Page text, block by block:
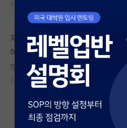
대학원생 모집
국내대학원 정보
연구실&오픈랩
커뮤니티
커뮤니티 홈
전체글보기
커뮤니티 홈
저한테 학자로선 양심없다 죄인
에게
명석한 박경리
2025.03.23 14 8919